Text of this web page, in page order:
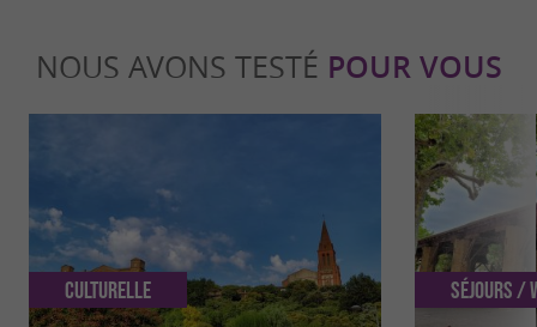
NOUS AVONS TESTÉ POUR VOUS
Culturelle Séjours /